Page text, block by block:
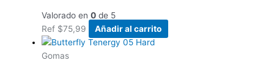
Valorado en 0 de 5
Ref $75,99 Añadir al carrito
Gomas